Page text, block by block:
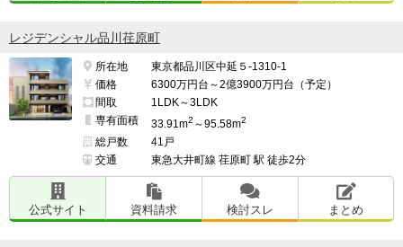
レジデンシャル品川荏原町
所在地
東京都品川区中延５-1310-1
価格
6300万円台～2億3900万円台（予定）
間取
1LDK～3LDK
専有面積
33.91m2 ～95.58m2
総戸数
41戸
交通
東急大井町線 荏原町 駅 徒歩2分
公式サイト 資料請求 検討スレ まとめ